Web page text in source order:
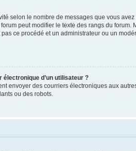
selon le nombre de messages que vous
peut modifier le texte des rangs du
ce procédé et un administrateur ou un
électronique d’un utilisateur ?
envoyer des courriers électroniques aux
ou des robots.